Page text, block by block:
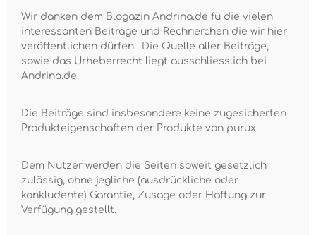
Wir danken dem Blogazin Andrina.de fü die vielen
interessanten Beiträge und Rechnerchen die wir hier
veröffentlichen dürfen. Die Quelle aller Beiträge,
sowie das Urheberrecht liegt ausschliesslich bei
Andrina.de.
Die Beiträge sind insbesondere keine zugesicherten
Produkteigenschaften der Produkte von purux.
Dem Nutzer werden die Seiten soweit gesetzlich
zulässig, ohne jegliche (ausdrückliche oder
konkludente) Garantie, Zusage oder Haftung zur
Verfügung gestellt.